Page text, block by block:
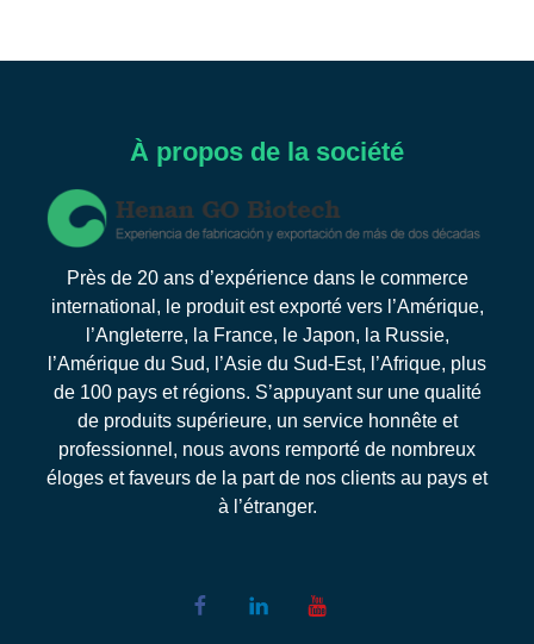
À propos de la société
Près de 20 ans d’expérience dans le commerce
international, le produit est exporté vers l’Amérique,
l’Angleterre, la France, le Japon, la Russie,
l’Amérique du Sud, l’Asie du Sud-Est, l’Afrique, plus
de 100 pays et régions. S’appuyant sur une qualité
de produits supérieure, un service honnête et
professionnel, nous avons remporté de nombreux
éloges et faveurs de la part de nos clients au pays et
à l’étranger.